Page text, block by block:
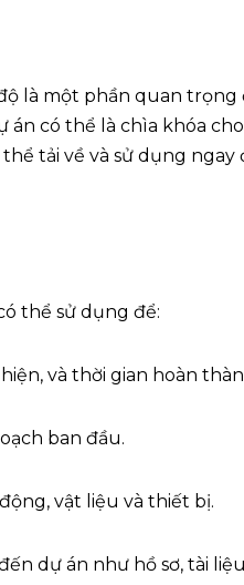
là một phần quan trọng
có thể là chìa khóa
tải về và sử dụng
thể sử dụng để:
và thời gian hoàn
ban đầu.
vật liệu và thiết bị.
dự án như hồ sơ, tài